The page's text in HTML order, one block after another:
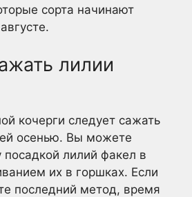
сорта начинают
лилии
кочерги следует сажать
осенью. Вы можете
лилий факел в
их в горшках. Если
последний метод, время